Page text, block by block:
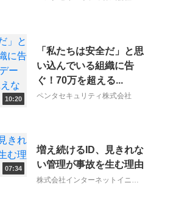
10:20
「私たちは安全だ」と思
い込んでいる組織に告
ぐ！70万を超える...
ペンタセキュリティ株式会社
07:34
増え続けるID、見きれな
い管理が事故を生む理由
株式会社インターネットイニシ